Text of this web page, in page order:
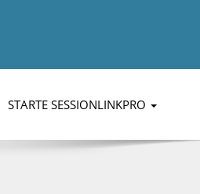
STARTE SESSIONLINKPRO